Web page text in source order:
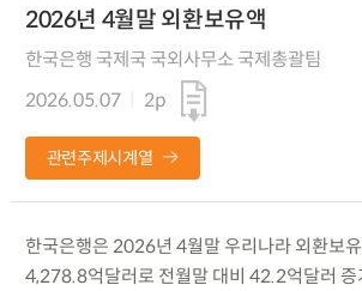
2026년 4월말 외환보유액
한국은행 국제국 국외사무소 국제총괄팀
2026.05.07
2p
관련주제시계열
한국은행은 2026년 4월말 우리나라 외환보
4,278.8억달러로 전월말 대비 42.2억달러 증